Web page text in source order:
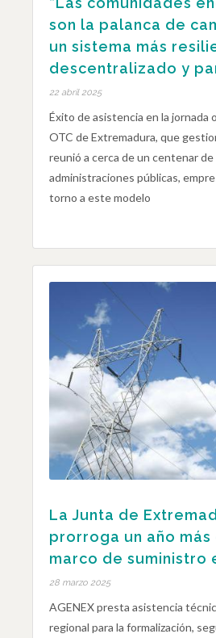
son la palanca de
un sistema más
descentralizado y
22 abril 2025
Éxito de asistencia en la jornada
OTC de Extremadura, que
reunió a cerca de un centenar
administraciones públicas,
torno a este modelo
La Junta de
prorroga un año
marco de suministro
28 marzo 2025
AGENEX presta asistencia
regional para la formalización,